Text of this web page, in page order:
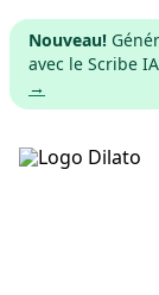
Nouveau!
avec le Scribe
→